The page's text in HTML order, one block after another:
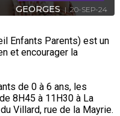
GEORGES | 20-SEP-24
Enfants Parents) est un
et encourager la
de 0 à 6 ans, les
8H45 à 11H30 à La
Villard, rue de la Mayrie.